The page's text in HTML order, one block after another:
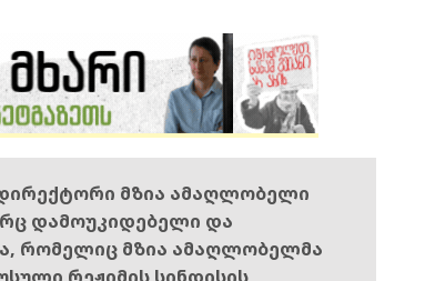
მზია ამაღლობელი
დამოუკიდებელი და
რომელიც მზია ამაღლობელმა